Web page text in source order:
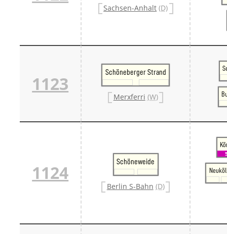
Sachsen-Anhalt (D)
1123
Schöneberger Strand
Merxferri (W)
1124
Schöneweide
Berlin S-Bahn (D)